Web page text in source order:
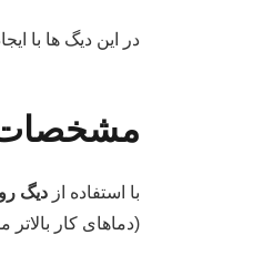
در این دیگ ها با
مشخصات
با استفاده از دیگ
(دماهای کار